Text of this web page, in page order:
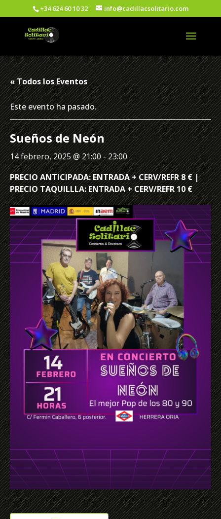
+34 624 60 10 32 info@cadillacsolitario.com
« Todos los Eventos
Este evento ha pasado.
Sueños de Neón
14 febrero, 2025 @ 21:00-23:00
PRECIO ANTICIPADA: ENTRADA + CERV/REFR 8 € |
PRECIO TAQUILLLA: ENTRADA + CERV/REFR 10 €